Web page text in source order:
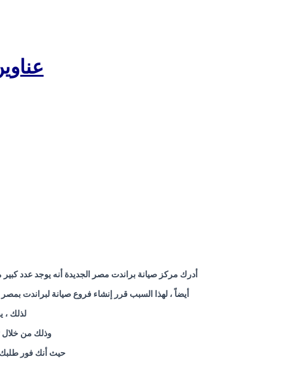
أدرك مركز صيانة براندت مصر الجديدة أنه يوجد عدد
أيضاً ، لهذا السبب قرر إنشاء فروع صيانة لبراندت
لذلك ،
وذلك من خلال
حيث أنك فور طلبك